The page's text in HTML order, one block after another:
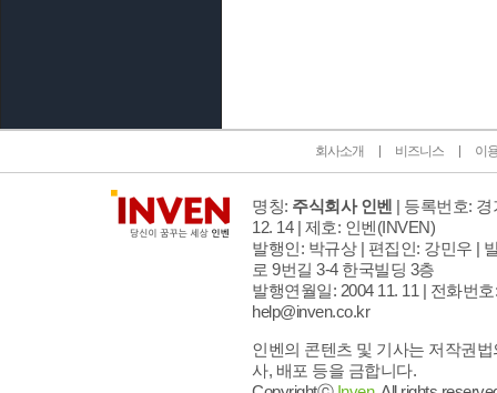
회사소개 비즈니스 이
명칭: 주식회사 인벤 | 등록번호:
12. 14 | 제호: 인벤(INVEN)
발행인: 박규상 | 편집인: 강민우 |
로 9번길 3-4 한국빌딩 3층
발행연월일: 2004 11. 11 | 전화번호
help@inven.co.kr
인벤의 콘텐츠 및 기사는 저작권
사, 배포 등을 금합니다.